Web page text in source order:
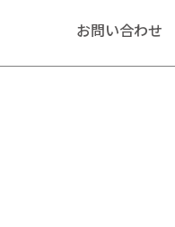
お問い合わせ